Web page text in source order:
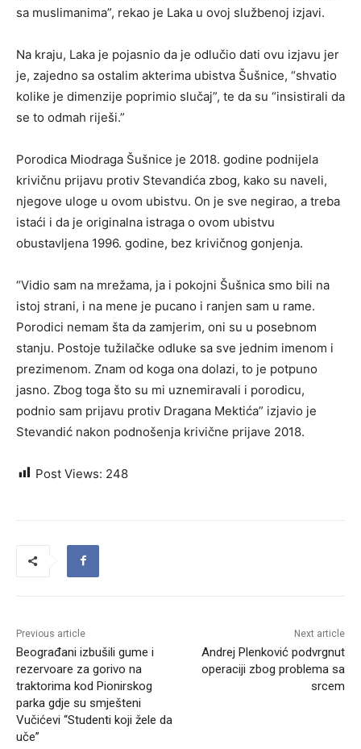
sa muslimanima”, rekao je Laka u ovoj službenoj izjavi.
Na kraju, Laka je pojasnio da je odlučio dati ovu izjavu jer
je, zajedno sa ostalim akterima ubistva Šušnice, “shvatio
kolike je dimenzije poprimio slučaj”, te da su “insistirali da
se to odmah riješi.”
Porodica Miodraga Šušnice je 2018. godine podnijela
krivičnu prijavu protiv Stevandića zbog, kako su naveli,
njegove uloge u ovom ubistvu. On je sve negirao, a treba
istaći i da je originalna istraga o ovom ubistvu
obustavljena 1996. godine, bez krivičnog gonjenja.
“Vidio sam na mrežama, ja i pokojni Šušnica smo bili na
istoj strani, i na mene je pucano i ranjen sam u rame.
Porodici nemam šta da zamjerim, oni su u posebnom
stanju. Postoje tužilačke odluke sa sve jednim imenom i
prezimenom. Znam od koga ona dolazi, to je potpuno
jasno. Zbog toga što su mi uznemiravali i porodicu,
podnio sam prijavu protiv Dragana Mektića” izjavio je
Stevandić nakon podnošenja krivične prijave 2018.
Post Views: 248
Previous article
Beograđani izbušili gume i
rezervoare za gorivo na
traktorima kod Pionirskog
parka gdje su smješteni
Vučićevi “Studenti koji žele da
uče”
Next article
Andrej Plenković podvrgnut
operaciji zbog problema sa
srcem